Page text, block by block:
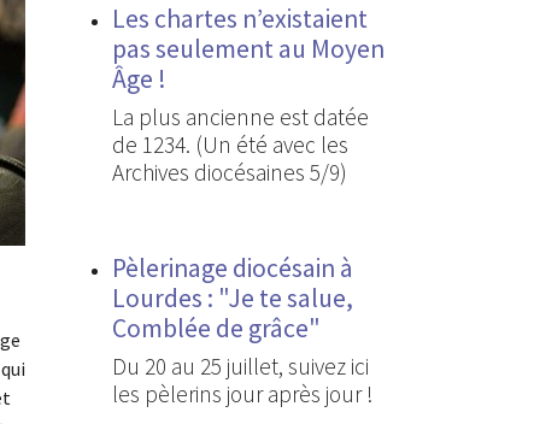
Les chartes n’existaient
pas seulement au Moyen
Âge !
La plus ancienne est datée
de 1234. (Un été avec les
Archives diocésaines 5/9)
Pèlerinage diocésain à
Lourdes : "Je te salue,
Comblée de grâce"
Du 20 au 25 juillet, suivez ici
les pèlerins jour après jour !